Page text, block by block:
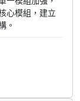
心模組，建立
。